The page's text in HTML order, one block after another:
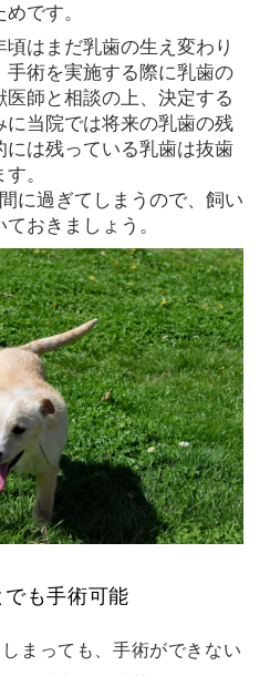
です。
はまだ乳歯の生え変わり
術を実施する際に乳歯の
師と相談の上、決定する
に当院では将来の乳歯の残
は残っている乳歯は抜歯
。
に過ぎてしまうので、飼い
おきましょう。
も手術可能
まっても、手術ができない